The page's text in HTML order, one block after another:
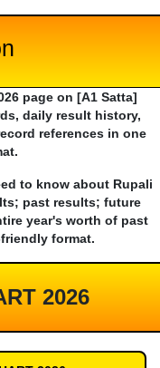
page on [A1 Satta]
daily result history,
references in one
to know about Rupali
past results; future
year's worth of past
format.
2026